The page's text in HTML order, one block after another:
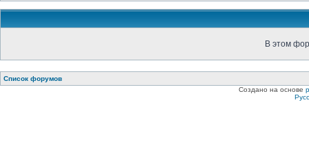
В этом
Список форумов
Создано на основе